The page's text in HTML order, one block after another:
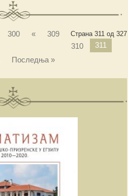
Страна 311 од 327
300 «
309
310
311
Последња »